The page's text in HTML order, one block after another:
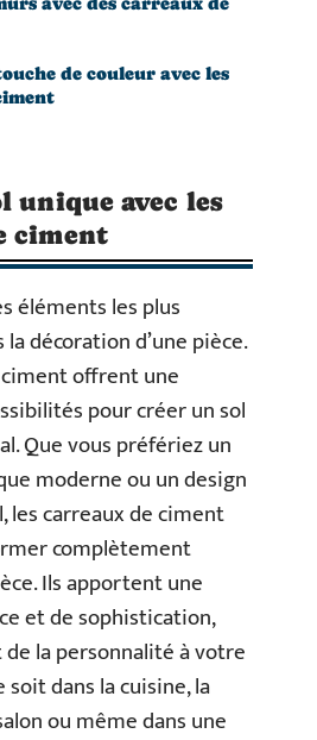
de couleur avec les
unique avec les
ciment
éléments les plus
décoration d’une pièce.
offrent une
pour créer un sol
Que vous préfériez un
moderne ou un design
les carreaux de ciment
complètement
Ils apportent une
et de sophistication,
la personnalité à votre
dans la cuisine, la
ou même dans une